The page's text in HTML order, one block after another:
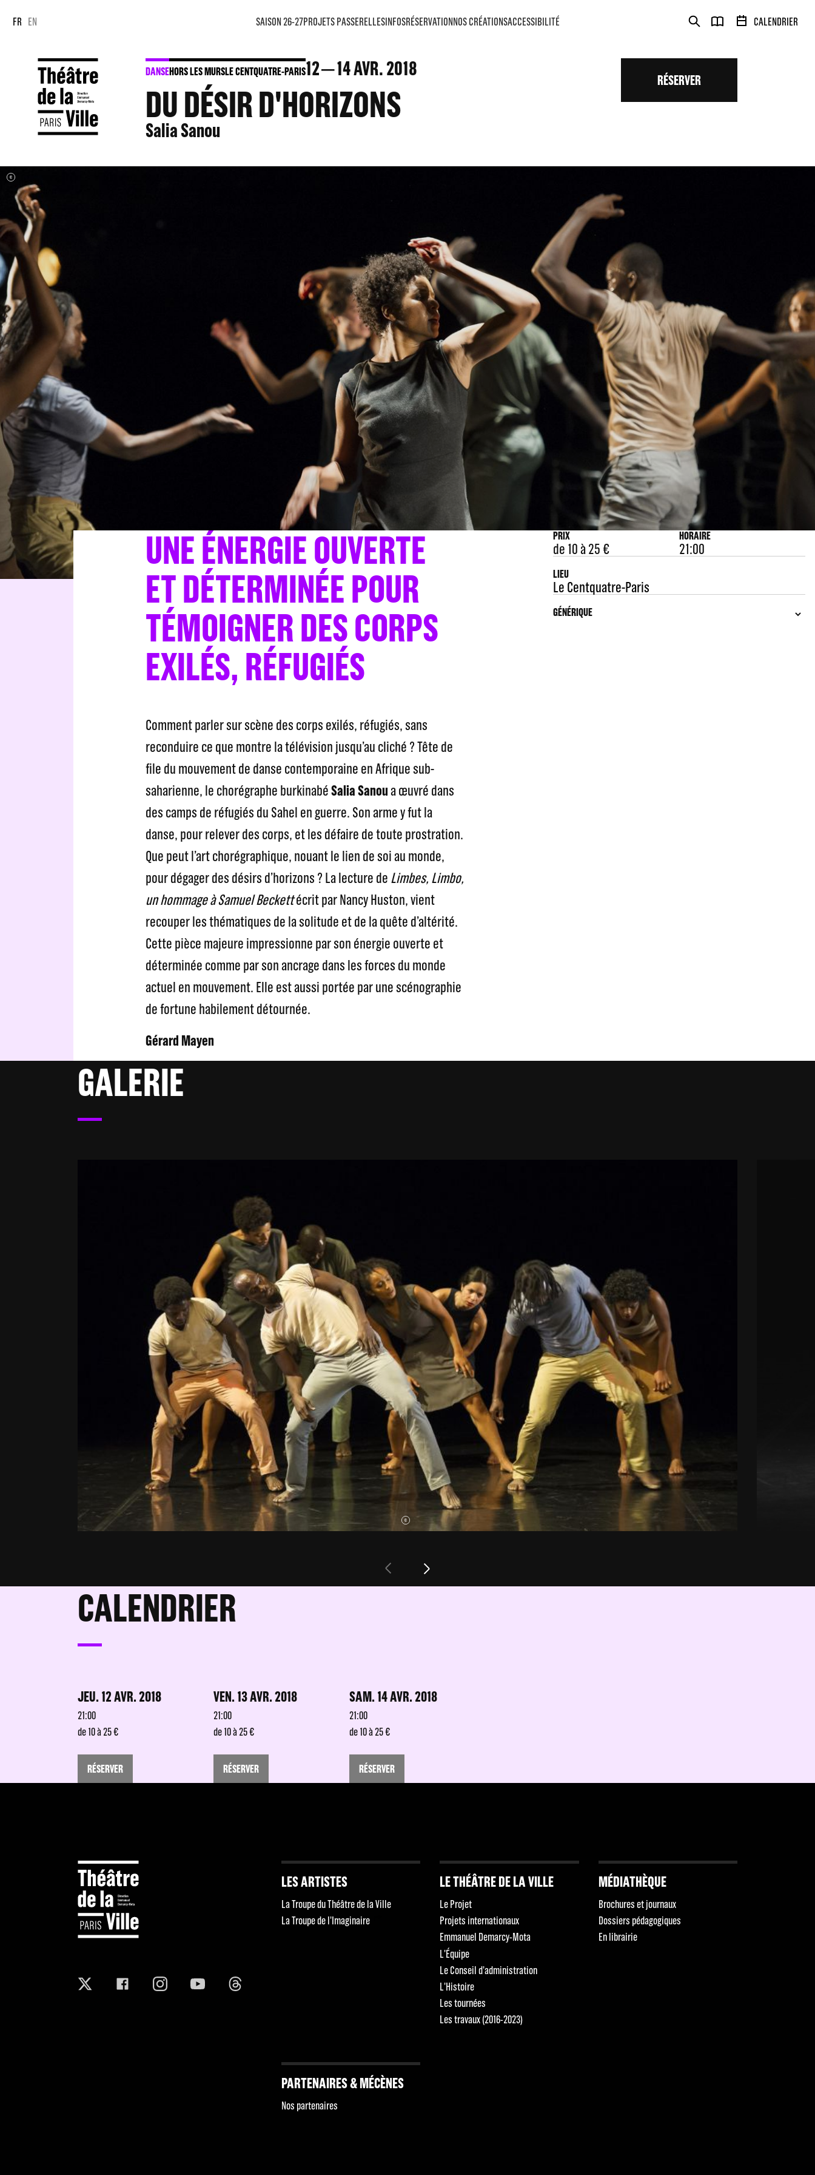
FR EN CALENDRIER
SAISON 26-27PROJETS PASSERELLESINFOSRÉSERVATIONNOS CRÉATIONSACCESSIBILITÉ
DANSEHORS LES MURSLE CENTQUATRE-PARIS12 14AVR. 2018
DU DÉSIR D'HORIZONS
Salia Sanou
RÉSERVER
UNE ÉNERGIE OUVERTE
ET DÉTERMINÉE POUR
TÉMOIGNER DES CORPS
EXILÉS, RÉFUGIÉS
Comment parler sur scène des corps exilés, réfugiés, sans
reconduire ce que montre la télévision jusqu’au cliché ? Tête de
file du mouvement de danse contemporaine en Afrique sub-
saharienne, le chorégraphe burkinabéSalia Sanoua œuvré dans
des camps de réfugiés du Sahel en guerre. Son arme y fut la
danse, pour relever des corps, et les défaire de toute prostration.
Que peut l’art chorégraphique, nouant le lien de soi au monde,
pour dégager des désirs d’horizons ? La lecture de Limbes, Limbo,
un hommage à Samuel Beckettécrit par Nancy Huston, vient
recouper les thématiques de la solitude et de la quête d’altérité.
Cette pièce majeure impressionne par son énergie ouverte et
déterminée comme par son ancrage dans les forces du monde
actuel en mouvement. Elle est aussi portée par une scénographie
de fortune habilement détournée.
Gérard Mayen
PRIX
de 10 à 25 €
HORAIRE
21:00
LIEU
Le Centquatre-Paris
GÉNÉRIQUE
GALERIE
CALENDRIER
JEU. 12 AVR. 2018
21:00
de 10 à 25 €
RÉSERVER
VEN. 13 AVR. 2018
21:00
de 10 à 25 €
RÉSERVER
SAM. 14 AVR. 2018
21:00
de 10 à 25 €
RÉSERVER
LES ARTISTES
La Troupe du Théâtre de la Ville
La Troupe de l'Imaginaire
LE THÉÂTRE DE LA VILLE
Le Projet
Projets internationaux
Emmanuel Demarcy-Mota
L'Équipe
Le Conseil d'administration
L'Histoire
Les tournées
Les travaux (2016-2023)
MÉDIATHÈQUE
Brochures et journaux
Dossiers pédagogiques
En librairie
PARTENAIRES & MÉCÈNES
Nos partenaires